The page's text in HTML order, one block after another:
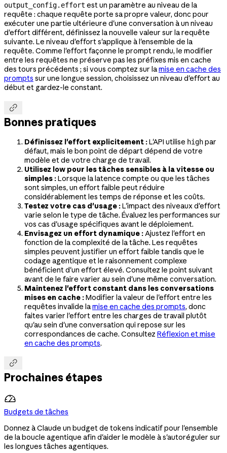
output_config.effort est un paramètre au niveau de la
requête : chaque requête porte sa propre valeur, donc pour
exécuter une partie ultérieure d'une conversation à un niveau
d'effort différent, définissez la nouvelle valeur sur la requête
suivante. Le niveau d'effort s'applique à l'ensemble de la
requête. Comme l'effort façonne le prompt rendu, le modifier
entre les requêtes ne préserve pas les préfixes mis en cache
des tours précédents ; si vous comptez sur lamise en cache des
prompts sur une longue session, choisissez un niveau d'effort au
début et gardez-le constant.

Bonnes pratiques
Définissez l'effort explicitement :L'API utilise highpar
défaut, mais le bon point de départ dépend de votre
modèle et de votre charge de travail.
Utilisez low pour les tâches sensibles à la vitesse ou
simples :Lorsque la latence compte ou que les tâches
sont simples, un effort faible peut réduire
considérablement les temps de réponse et les coûts.
Testez votre cas d'usage :L'impact des niveaux d'effort
varie selon le type de tâche. Évaluez les performances sur
vos cas d'usage spécifiques avant le déploiement.
Envisagez un effort dynamique :Ajustez l'effort en
fonction de la complexité de la tâche. Les requêtes
simples peuvent justifier un effort faible tandis que le
codage agentique et le raisonnement complexe
bénéficient d'un effort élevé. Consultez le point suivant
avant de le faire varier au sein d'une même conversation.
Maintenez l'effort constant dans les conversations
mises en cache :Modifier la valeur de l'effort entre les
requêtes invalide lamise en cache des prompts, donc
faites varier l'effort entre les charges de travail plutôt
qu'au sein d'une conversation qui repose sur les
correspondances de cache. Consultez Réflexion et mise
en cache des prompts.

Prochaines étapes
Budgets de tâches
Donnez à Claude un budget de tokens indicatif pour l'ensemble
de la boucle agentique afin d'aider le modèle à s'autoréguler sur
les longues tâches agentiques.